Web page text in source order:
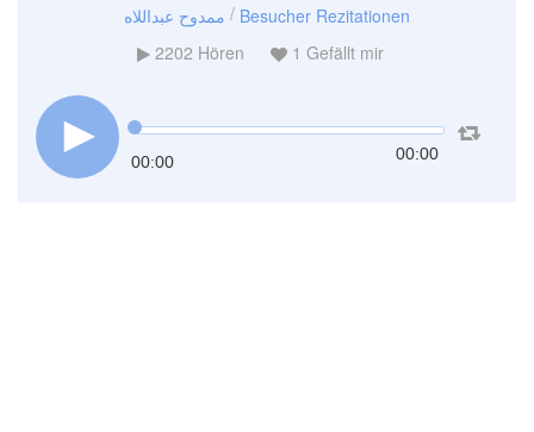
ممدوح عبداللاه / Besucher Rezitationen
2202 Hören 1 Gefällt mir
00:00 00:00